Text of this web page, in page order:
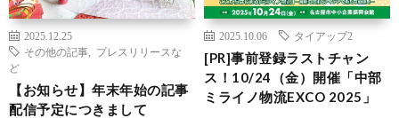
2025.12.25
その他の記事
プレスリリースな
ど
【お知らせ】年末年始の記事
配信予定につきまして
2025.10.06 タイアップ2
[PR]事前登録ラストチャン
ス！10/24（金）開催「中部
ミライノ物流EXCO 2025」